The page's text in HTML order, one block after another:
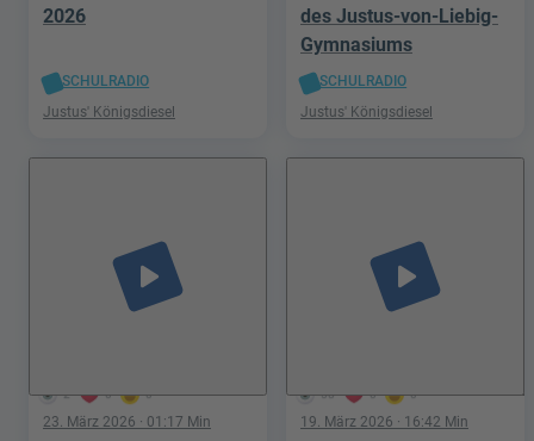
2026
SCHULRADIO
Justus' Königsdiesel
des Justus-von-Liebig-
Gymnasiums
SCHULRADIO
Justus' Königsdiesel
2 0 0
play_arrow
23. März 2026 · 01:17 Min
58 0 0
play_arrow
19. März 2026 · 16:42 Min